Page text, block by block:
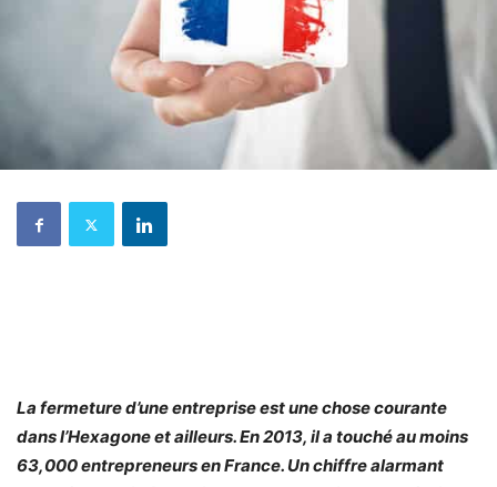
La fermeture d’une entreprise est une chose courante
dans l’Hexagone et ailleurs. En 2013, il a touché au moins
63,000 entrepreneurs en France. Un chiffre alarmant